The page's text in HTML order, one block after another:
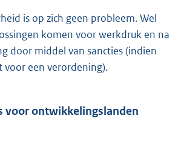
is op zich geen probleem. Wel
komen voor werkdruk en na
door middel van sancties (indien
voor een verordening).
voor ontwikkelingslanden